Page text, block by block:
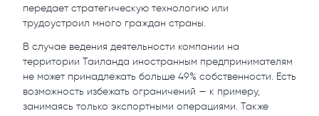
передает стратегическую технологию или
трудоустроил много граждан страны.
В случае ведения деятельности компании на
территории Таиланда иностранным предпринимателям
не может принадлежать больше 49% собственности. Есть
возможность избежать ограничений — к примеру,
занимаясь только экспортными операциями. Также